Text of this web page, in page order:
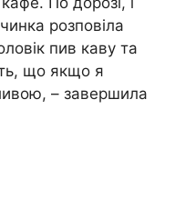
розповіла
пив каву та
що якщо я
– завершила